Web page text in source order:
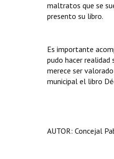
maltratos que se
presento su libro.
Es importante
pudo hacer
merece ser
municipal el libro
AUTOR: Concejal